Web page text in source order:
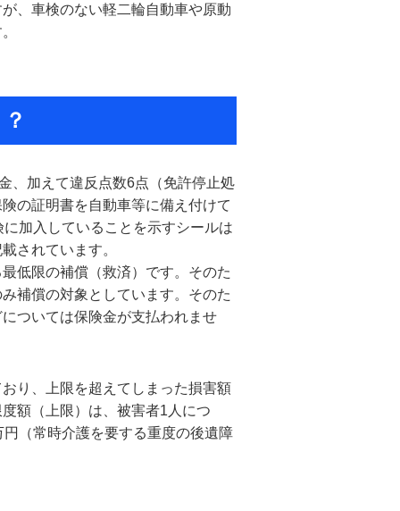
、車検のない軽二輪自動車や原動
、加えて違反点数6点（免許停止処
の証明書を自動車等に備え付けて
加入していることを示すシールは
されています。
低限の補償（救済）です。そのた
補償の対象としています。そのた
ついては保険金が支払われませ
り、上限を超えてしまった損害額
額（上限）は、被害者1人につ
（常時介護を要する重度の後遺障